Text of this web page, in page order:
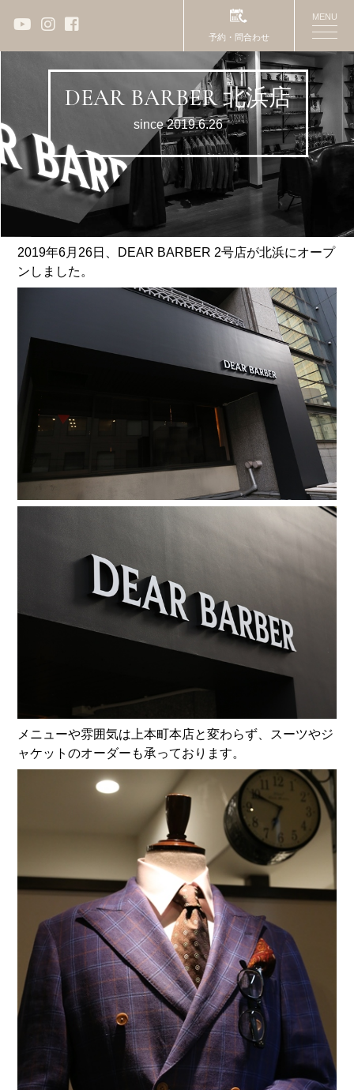
予約・問合わせ
MENU
toggle
DEAR BARBER 北浜店
since 2019.6.26
2019年6月26日、DEAR BARBER 2号店が北浜にオープ
ンしました。
メニューや雰囲気は上本町本店と変わらず、スーツやジ
ャケットのオーダーも承っております。